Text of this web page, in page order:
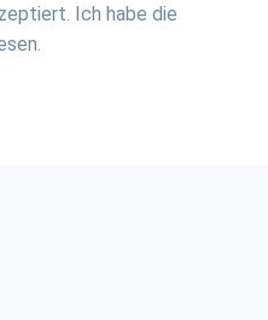
Ich habe die